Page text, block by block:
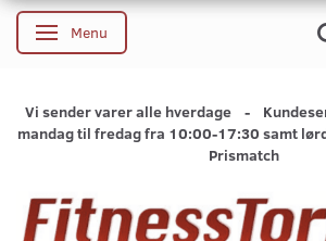
Skifte navigation
Menu
Vi sender varer alle hverdage -
mandag til fredag fra 10:00-17:30 samt
Prismatch